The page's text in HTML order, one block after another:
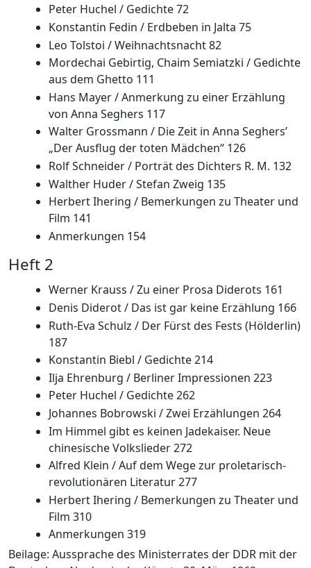
Peter Huchel / Gedichte 72
Konstantin Fedin / Erdbeben in Jalta 75
Leo Tolstoi / Weihnachtsnacht 82
Mordechai Gebirtig, Chaim Semiatzki / Gedichte
aus dem Ghetto 111
Hans Mayer / Anmerkung zu einer Erzählung
von Anna Seghers 117
Walter Grossmann / Die Zeit in Anna Seghers’
„Der Ausflug der toten Mädchen“ 126
Rolf Schneider / Porträt des Dichters R. M. 132
Walther Huder / Stefan Zweig 135
Herbert Ihering / Bemerkungen zu Theater und
Film 141
Anmerkungen 154
Heft 2
Werner Krauss / Zu einer Prosa Diderots 161
Denis Diderot / Das ist gar keine Erzählung 166
Ruth-Eva Schulz / Der Fürst des Fests (Hölderlin)
187
Konstantin Biebl / Gedichte 214
Ilja Ehrenburg / Berliner Impressionen 223
Peter Huchel / Gedichte 262
Johannes Bobrowski / Zwei Erzählungen 264
Im Himmel gibt es keinen Jadekaiser. Neue
chinesische Volkslieder 272
Alfred Klein / Auf dem Wege zur proletarisch-
revolutionären Literatur 277
Herbert Ihering / Bemerkungen zu Theater und
Film 310
Anmerkungen 319
Beilage: Aussprache des Ministerrates der DDR mit der